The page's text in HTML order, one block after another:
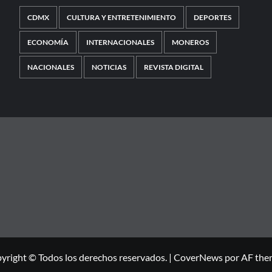
CDMX CULTURA Y ENTRETENIMIENTO DEPORTES
ECONOMÍA INTERNACIONALES MONEROS
NACIONALES NOTICIAS REVISTA DIGITAL
© Todos los derechos reservados. | CoverNews por AF